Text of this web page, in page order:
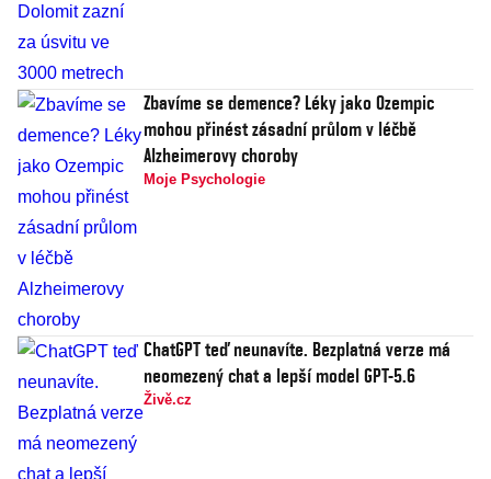
Zbavíme se demence? Léky jako Ozempic
mohou přinést zásadní průlom v léčbě
Alzheimerovy choroby
Moje Psychologie
ChatGPT teď neunavíte. Bezplatná verze má
neomezený chat a lepší model GPT-5.6
Živě.cz